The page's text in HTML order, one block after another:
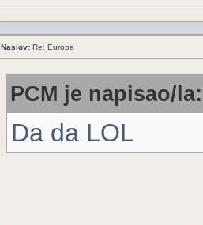
Naslov: Re: Europa
PCM je napisao/la:
Da da LOL